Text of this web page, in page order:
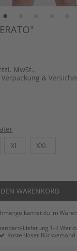
MwSt.,
&
XL XXL
WARENKORB
kannst du im
Lieferung 1-3
Kostenloser Rückversand